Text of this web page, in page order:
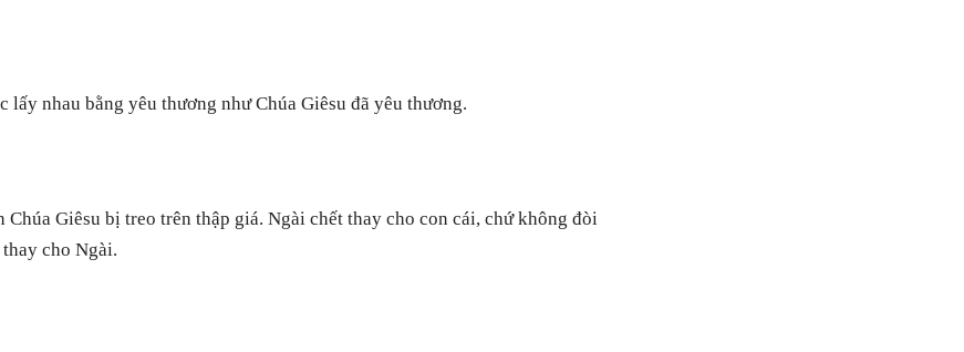
lấy nhau bằng yêu thương như Chúa Giêsu đã yêu thương.
Chúa Giêsu bị treo trên thập giá. Ngài chết thay cho con cái, chứ không đòi
cho Ngài.